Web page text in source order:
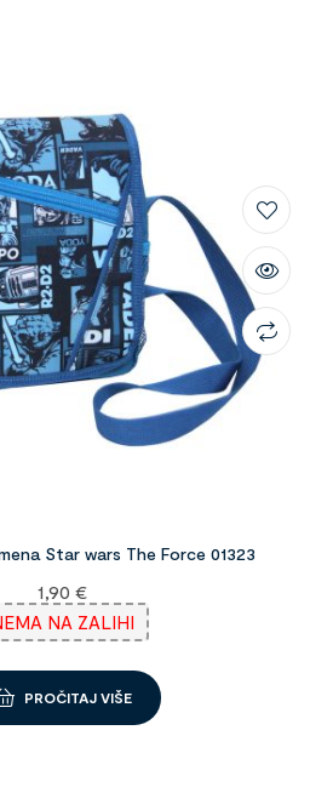
Star wars The Force 01323
1,90 €
NA ZALIHI
PROČITAJ VIŠE